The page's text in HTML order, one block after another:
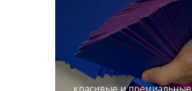
красивые и премиальные